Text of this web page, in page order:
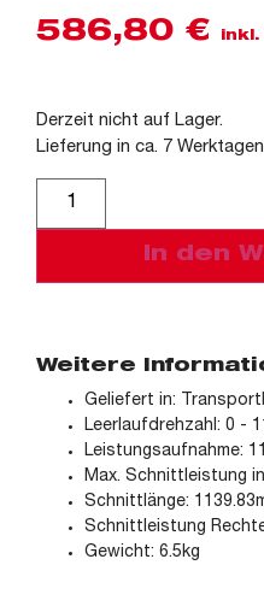
586,80 € inkl.
Derzeit nicht auf Lager.
Lieferung in ca. 7
In den
Weitere
Geliefert in:
Leerlaufdrehzahl: 0 -
Leistungsaufnahme:
Max. Schnittleistung
Schnittlänge:
Schnittleistung
Gewicht: 6.5kg